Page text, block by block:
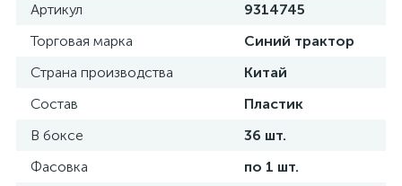
Артикул
9314745
Торговая марка
Синий трактор
Страна производства
Китай
Состав
Пластик
В боксе
36 шт.
Фасовка
по 1 шт.